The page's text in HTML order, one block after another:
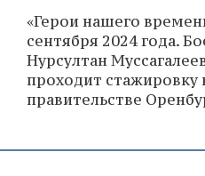
«Герои нашего
сентября 2024 года.
Нурсултан
проходит стажировку
правительстве